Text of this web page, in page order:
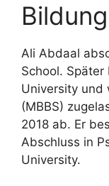
Bildung
Ali Abdaal
School.
University und
(MBBS)
2018 ab. Er
Abschluss in
University.